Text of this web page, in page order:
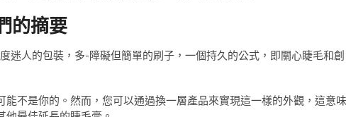
的摘要
迷人的包裝，多-障礙但簡單的刷子，一個持久的公式，即關心睫毛和創
不是你的。然而，您可以通過換一層產品來實現這一樣的外觀，這意味